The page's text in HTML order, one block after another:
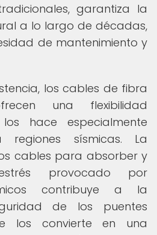
garantiza la
a lo largo de décadas,
de mantenimiento y
los cables de fibra
una flexibilidad
hace especialmente
regiones sísmicas. La
cables para absorber y
provocado por
contribuye a la
de los puentes
los convierte en una